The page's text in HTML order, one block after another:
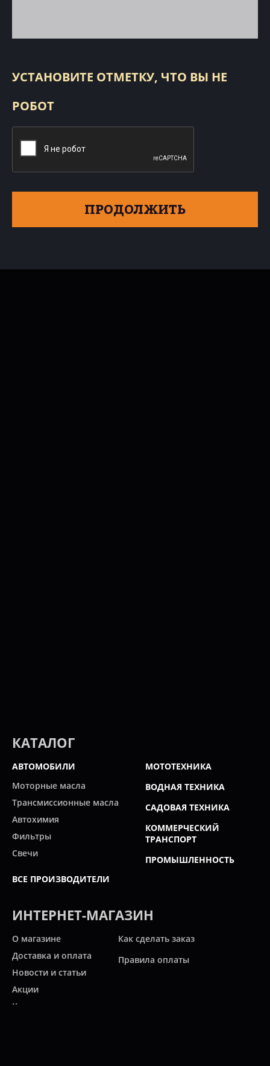
УСТАНОВИТЕ ОТМЕТКУ, ЧТО ВЫ НЕ
РОБОТ
ПРОДОЛЖИТЬ
КАТАЛОГ
АВТОМОБИЛИ
Моторные масла
Трансмиссионные масла
Автохимия
Фильтры
Свечи
ВСЕ ПРОИЗВОДИТЕЛИ
МОТОТЕХНИКА
ВОДНАЯ ТЕХНИКА
САДОВАЯ ТЕХНИКА
КОММЕРЧЕСКИЙ
ТРАНСПОРТ
ПРОМЫШЛЕННОСТЬ
ИНТЕРНЕТ-МАГАЗИН
О магазине
Доставка и оплата
Новости и статьи
Акции
Контакты
Как сделать заказ
Правила оплаты